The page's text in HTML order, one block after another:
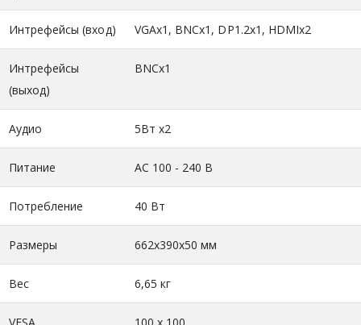
Интрефейсы (вход) VGAx1, BNCx1, DP1.2x1, HDMIx2
Интрефейсы
(выход)
BNCх1
Аудио 5Вт х2
Питание АС 100 - 240 В
Потребление 40 Вт
Размеры 662х390х50 мм
Вес 6,65 кг